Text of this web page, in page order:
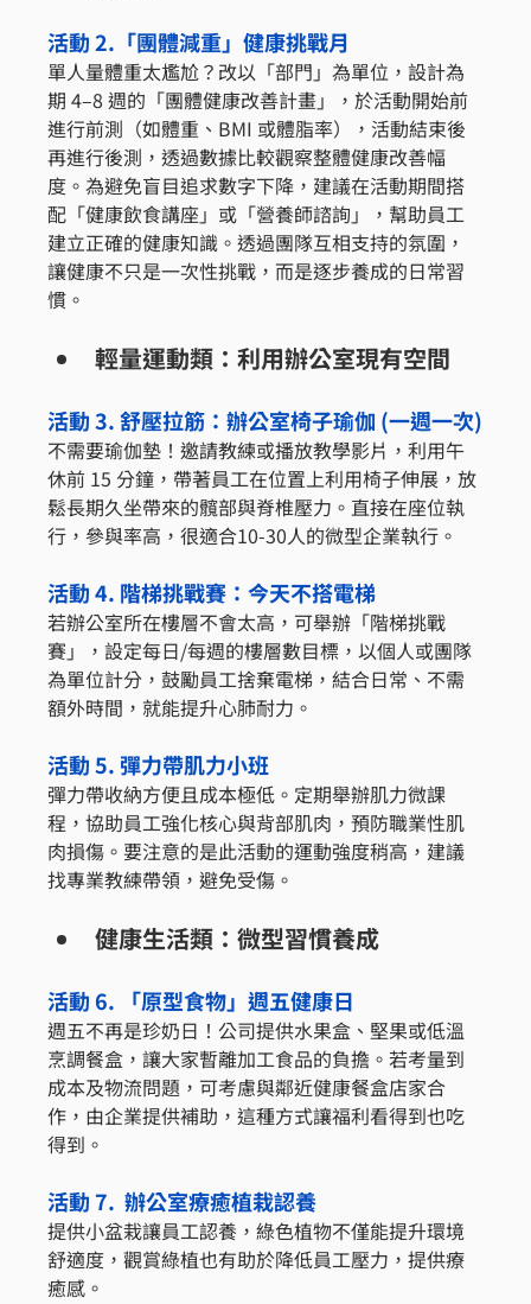
活動 2.「團體減重」健康挑戰月
單人量體重太尷尬？改以「部門」為單位，設計為
期 4–8 週的「團體健康改善計畫」，於活動開始前
進行前測（如體重、BMI 或體脂率），活動結束後
再進行後測，透過數據比較觀察整體健康改善幅
度。為避免盲目追求數字下降，建議在活動期間搭
配「健康飲食講座」或「營養師諮詢」，幫助員工
建立正確的健康知識。透過團隊互相支持的氛圍，
讓健康不只是一次性挑戰，而是逐步養成的日常習
慣。
輕量運動類：利用辦公室現有空間
活動 3. 舒壓拉筋：辦公室椅子瑜伽 (一週一次)
不需要瑜伽墊！邀請教練或播放教學影片，利用午
休前 15 分鐘，帶著員工在位置上利用椅子伸展，放
鬆長期久坐帶來的髖部與脊椎壓力。直接在座位執
行，參與率高，很適合10-30人的微型企業執行。
活動 4. 階梯挑戰賽：今天不搭電梯
若辦公室所在樓層不會太高，可舉辦「階梯挑戰
賽」，設定每日/每週的樓層數目標，以個人或團隊
為單位計分，鼓勵員工捨棄電梯，結合日常、不需
額外時間，就能提升心肺耐力。
活動 5. 彈力帶肌力小班
彈力帶收納方便且成本極低。定期舉辦肌力微課
程，協助員工強化核心與背部肌肉，預防職業性肌
肉損傷。要注意的是此活動的運動強度稍高，建議
找專業教練帶領，避免受傷。
健康生活類：微型習慣養成
活動 6. 「原型食物」週五健康日
週五不再是珍奶日！公司提供水果盒、堅果或低溫
烹調餐盒，讓大家暫離加工食品的負擔。若考量到
成本及物流問題，可考慮與鄰近健康餐盒店家合
作，由企業提供補助，這種方式讓福利看得到也吃
得到。
活動 7.  辦公室療癒植栽認養
提供小盆栽讓員工認養，綠色植物不僅能提升環境
舒適度，觀賞綠植也有助於降低員工壓力，提供療
癒感。